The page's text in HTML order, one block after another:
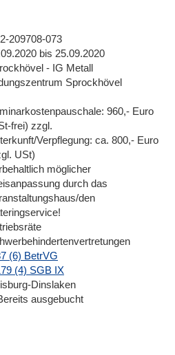
209708-073
bis 25.09.2020
- IG Metall
Sprockhövel
960,- Euro
frei) zzgl.
Verpflegung: ca. 800,- Euro
USt)
möglicher
durch das
den
(6) BetrVG
(4) SGB IX
Dinslaken
ausgebucht